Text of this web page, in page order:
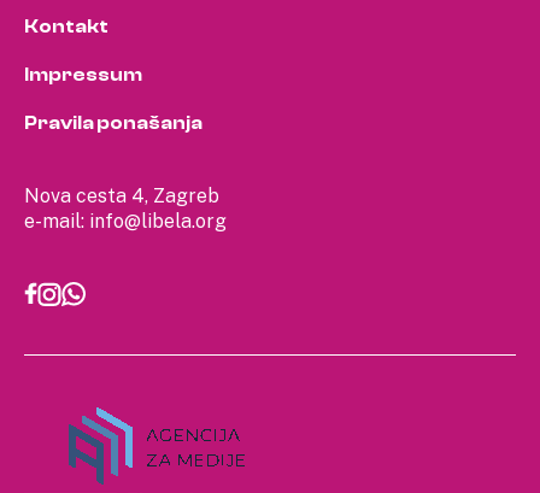
Nova cesta 4, Zagreb
e-mail: info@libela.org
Kontakt
Impressum
Pravila ponašanja